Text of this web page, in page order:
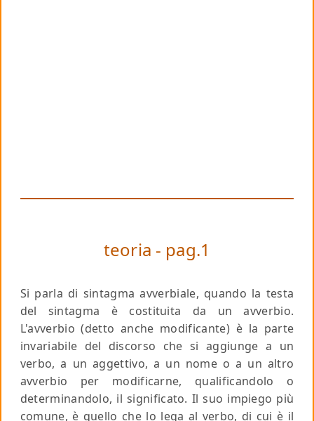
teoria - pag.1
Si parla di sintagma avverbiale, quando la testa
del sintagma è costituita da un avverbio.
L'avverbio (detto anche modificante) è la parte
invariabile del discorso che si aggiunge a un
verbo, a un aggettivo, a un nome o a un altro
avverbio per modificarne, qualificandolo o
determinandolo, il significato. Il suo impiego più
comune, è quello che lo lega al verbo, di cui è il